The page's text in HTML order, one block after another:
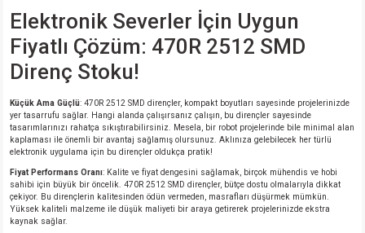
Elektronik Severler İçin Uygun
Fiyatlı Çözüm: 470R 2512 SMD
Direnç Stoku!
Küçük Ama Güçlü: 470R 2512 SMD dirençler, kompakt boyutları sayesinde projelerinizde
yer tasarrufu sağlar. Hangi alanda çalışırsanız çalışın, bu dirençler sayesinde
tasarımlarınızı rahatça sıkıştırabilirsiniz. Mesela, bir robot projelerinde bile minimal alan
kaplaması ile önemli bir avantaj sağlamış olursunuz. Aklınıza gelebilecek her türlü
elektronik uygulama için bu dirençler oldukça pratik!
Fiyat Performans Oranı: Kalite ve fiyat dengesini sağlamak, birçok mühendis ve hobi
sahibi için büyük bir öncelik. 470R 2512 SMD dirençler, bütçe dostu olmalarıyla dikkat
çekiyor. Bu dirençlerin kalitesinden ödün vermeden, masrafları düşürmek mümkün.
Yüksek kaliteli malzeme ile düşük maliyeti bir araya getirerek projelerinizde ekstra
kaynak sağlar.